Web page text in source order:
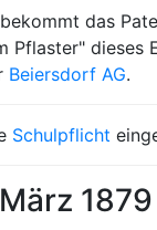
bekommt das
Pflaster" dieses
Beiersdorf AG.
Schulpflicht
1879